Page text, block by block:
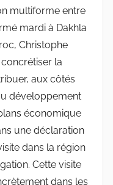
multiforme entre
mardi à Dakhla
Christophe
la
aux côtés
développement
économique
une déclaration
dans la région
Cette visite
dans les